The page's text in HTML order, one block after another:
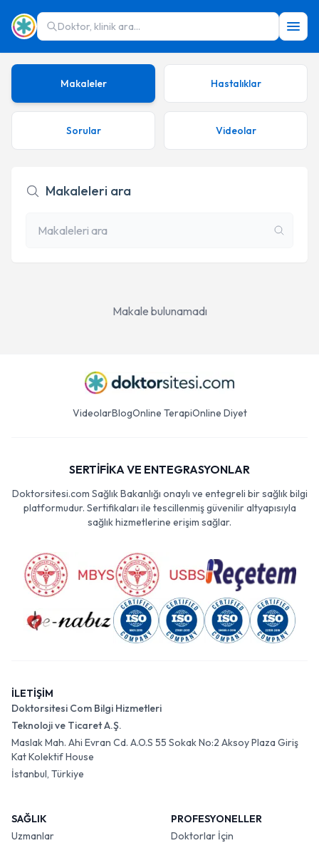
Doktor, klinik ara...
Makaleler Hastalıklar
Sorular Videolar
Makale bulunamadı
Makaleleri ara
VideolarBlogOnline TerapiOnline Diyet
SERTİFİKA VE ENTEGRASYONLAR
Doktorsitesi.com Sağlık Bakanlığı onaylı ve entegreli bir sağlık bilgi
platformudur. Sertifikaları ile tescillenmiş güvenilir altyapısıyla
sağlık hizmetlerine erişim sağlar.
İLETİŞİM
Doktorsitesi Com Bilgi Hizmetleri
Teknoloji ve Ticaret A.Ş.
Maslak Mah. Ahi Evran Cd. A.O.S 55 Sokak No:2 Aksoy Plaza Giriş
Kat Kolektif House
İstanbul, Türkiye
SAĞLIK
Uzmanlar
PROFESYONELLER
Doktorlar İçin